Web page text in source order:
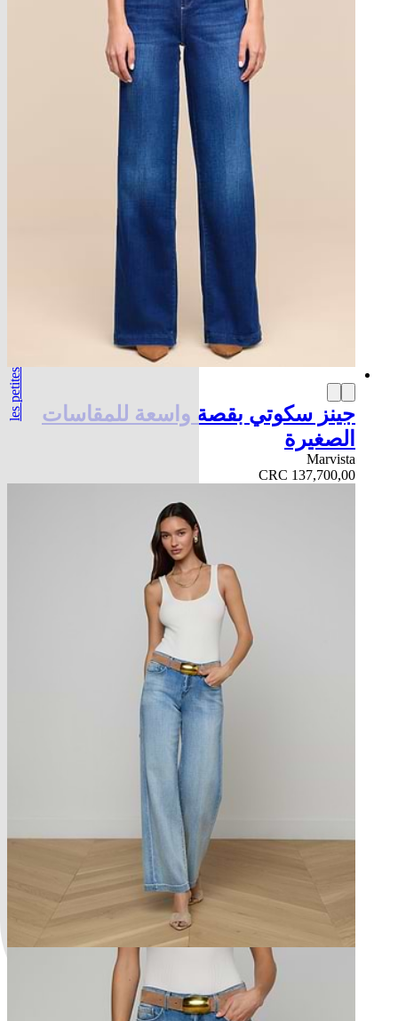
les petites
جينز سكوتي بقصة واسعة للمقاسات
الصغيرة
Marvista
CRC 137,700,00